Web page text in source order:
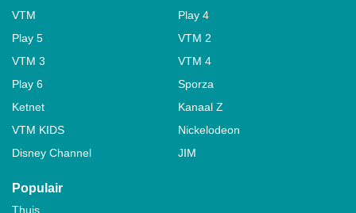
VTM
Play 4
Play 5
VTM 2
VTM 3
VTM 4
Play 6
Sporza
Ketnet
Kanaal Z
VTM KIDS
Nickelodeon
Disney Channel
JIM
Populair
Thuis